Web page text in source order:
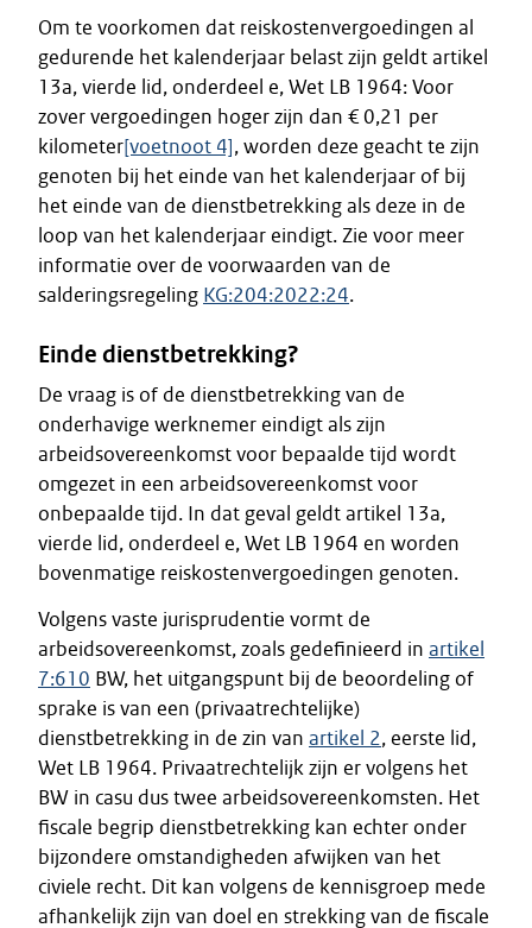
Om te voorkomen dat reiskostenvergoedingen al
gedurende het kalenderjaar belast zijn geldt artikel
13a, vierde lid, onderdeel e, Wet LB 1964: Voor
zover vergoedingen hoger zijn dan € 0,21 per
kilometer[voetnoot 4], worden deze geacht te zijn
genoten bij het einde van het kalenderjaar of bij
het einde van de dienstbetrekking als deze in de
loop van het kalenderjaar eindigt. Zie voor meer
informatie over de voorwaarden van de
salderingsregeling KG:204:2022:24.
Einde dienstbetrekking?
De vraag is of de dienstbetrekking van de
onderhavige werknemer eindigt als zijn
arbeidsovereenkomst voor bepaalde tijd wordt
omgezet in een arbeidsovereenkomst voor
onbepaalde tijd. In dat geval geldt artikel 13a,
vierde lid, onderdeel e, Wet LB 1964 en worden
bovenmatige reiskostenvergoedingen genoten.
Volgens vaste jurisprudentie vormt de
arbeidsovereenkomst, zoals gedefinieerd in artikel
7:610 BW, het uitgangspunt bij de beoordeling of
sprake is van een (privaatrechtelijke)
dienstbetrekking in de zin van artikel 2, eerste lid,
Wet LB 1964. Privaatrechtelijk zijn er volgens het
BW in casu dus twee arbeidsovereenkomsten. Het
fiscale begrip dienstbetrekking kan echter onder
bijzondere omstandigheden afwijken van het
civiele recht. Dit kan volgens de kennisgroep mede
afhankelijk zijn van doel en strekking van de fiscale